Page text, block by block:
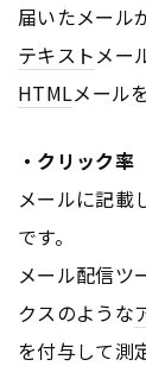
届いたメール
テキストメー
HTMLメール
・クリック率
メールに記載
です。
メール配信ツ
クスのような
を付与して測